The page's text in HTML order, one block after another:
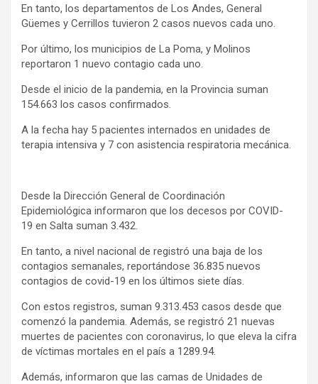
En tanto, los departamentos de Los Andes, General
Güemes y Cerrillos tuvieron 2 casos nuevos cada uno.
Por último, los municipios de La Poma, y Molinos
reportaron 1 nuevo contagio cada uno.
Desde el inicio de la pandemia, en la Provincia suman
154.663 los casos confirmados.
A la fecha hay 5 pacientes internados en unidades de
terapia intensiva y 7 con asistencia respiratoria mecánica.
Desde la Dirección General de Coordinación
Epidemiológica informaron que los decesos por COVID-
19 en Salta suman 3.432.
En tanto, a nivel nacional de registró una baja de los
contagios semanales, reportándose 36.835 nuevos
contagios de covid-19 en los últimos siete días.
Con estos registros, suman 9.313.453 casos desde que
comenzó la pandemia. Además, se registró 21 nuevas
muertes de pacientes con coronavirus, lo que eleva la cifra
de víctimas mortales en el país a 1289.94.
Además, informaron que las camas de Unidades de